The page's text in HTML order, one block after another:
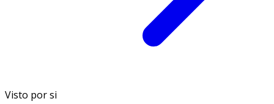
Visto por si